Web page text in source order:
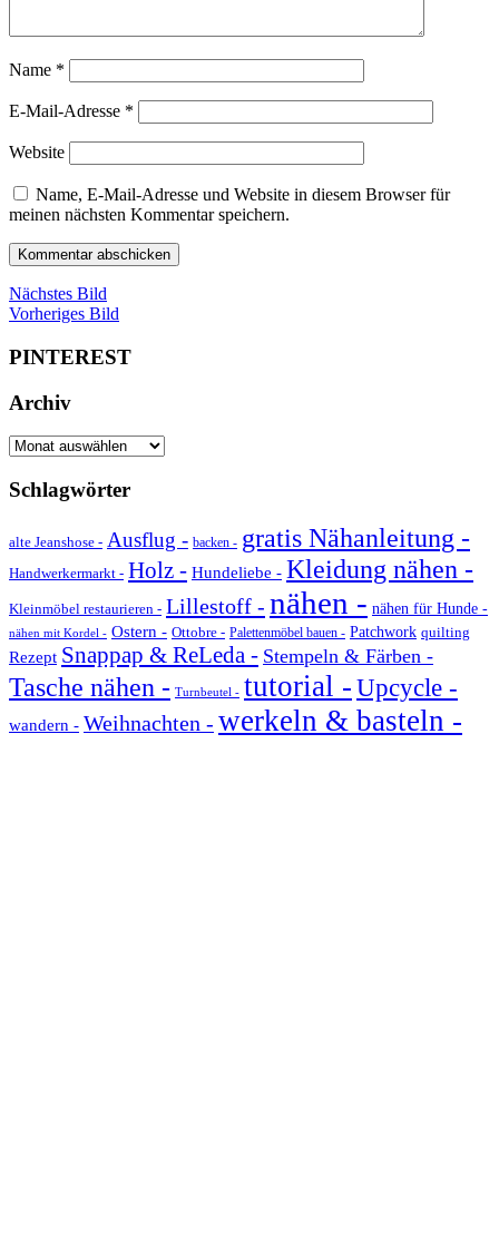
Name *
E-Mail-Adresse *
Website
Name, E-Mail-Adresse und Website in diesem Browser für
meinen nächsten Kommentar speichern.
Nächstes Bild
Vorheriges Bild
PINTEREST
Archiv
Archiv
Schlagwörter
alte Jeanshose - Ausflug - backen - gratis Nähanleitung -
Handwerkermarkt - Holz - Hundeliebe - Kleidung nähen -
Kleinmöbel restaurieren - Lillestoff - nähen - nähen für Hunde -
nähen mit Kordel - Ostern - Ottobre - Palettenmöbel bauen - Patchwork quilting
Rezept Snappap & ReLeda - Stempeln & Färben -
Tasche nähen - Turnbeutel - tutorial -Upcycle -
wandern - Weihnachten - werkeln & basteln -